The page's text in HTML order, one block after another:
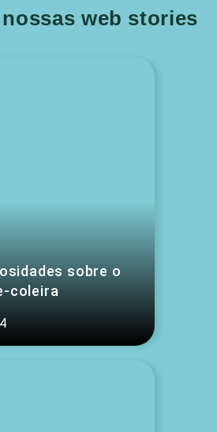
web stories
sobre o
coleira